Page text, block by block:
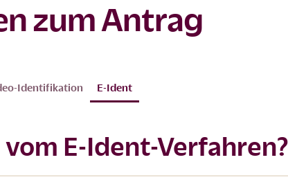
zum Antrag
Identifikation E-Ident
E-Ident-Verfahren?